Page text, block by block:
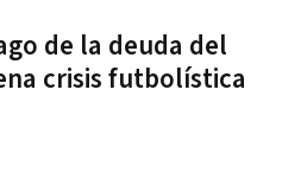
de la deuda del
crisis futbolística